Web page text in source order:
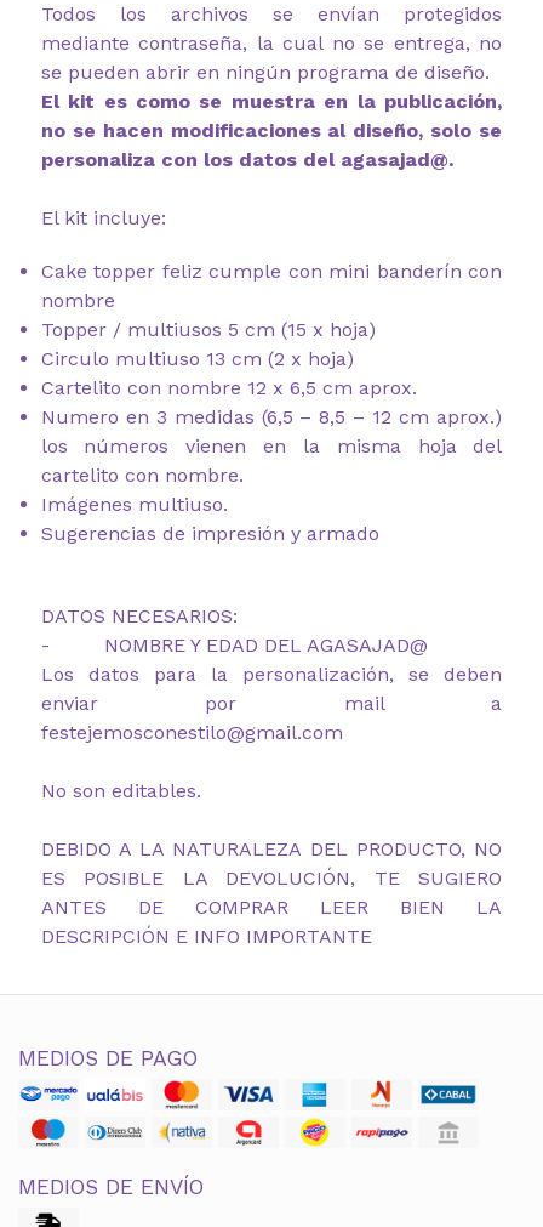
Todos los archivos se envían protegidos
mediante contraseña, la cual no se entrega, no
se pueden abrir en ningún programa de diseño.
El kit es como se muestra en la publicación,
no se hacen modificaciones al diseño, solo se
personaliza con los datos del agasajad@.
El kit incluye:
Cake topper feliz cumple con mini banderín con
nombre
Topper / multiusos 5 cm (15 x hoja)
Circulo multiuso 13 cm (2 x hoja)
Cartelito con nombre 12 x 6,5 cm aprox.
Numero en 3 medidas (6,5 – 8,5 – 12 cm aprox.)
los números vienen en la misma hoja del
cartelito con nombre.
Imágenes multiuso.
Sugerencias de impresión y armado
DATOS NECESARIOS:
- NOMBRE Y EDAD DEL AGASAJAD@
Los datos para la personalización, se deben
enviar por mail a
festejemosconestilo@gmail.com
No son editables.
DEBIDO A LA NATURALEZA DEL PRODUCTO, NO
ES POSIBLE LA DEVOLUCIÓN, TE SUGIERO
ANTES DE COMPRAR LEER BIEN LA
DESCRIPCIÓN E INFO IMPORTANTE
MEDIOS DE PAGO
MEDIOS DE ENVÍO